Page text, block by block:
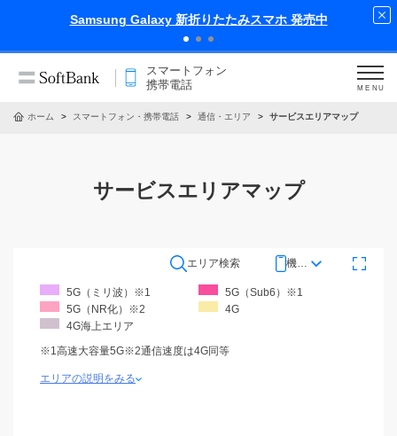
Samsung Galaxy 新折りたたみスマホ 発売中
スマートフォン
携帯電話
MENU
ホーム スマートフォン・携帯電話 通信・エリア サービスエリアマップ
サービスエリアマップ